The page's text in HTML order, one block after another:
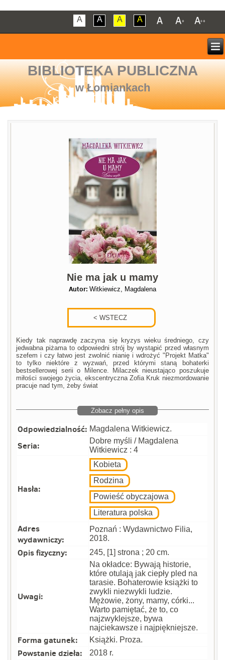
A A A A
BIBLIOTEKA PUBLICZNA
w Łomiankach
Nie ma jak u mamy
Autor: Witkiewicz, Magdalena
Kiedy tak naprawdę zaczyna się kryzys wieku średniego, czy
jedwabna piżama to odpowiedni strój by wystąpić przed własnym
szefem i czy łatwo jest zwolnić nianię i wdrożyć "Projekt Matka"
to tylko niektóre z wyzwań, przed którymi staną bohaterki
bestsellerowej serii o Milence. Milaczek nieustająco poszukuje
miłości swojego życia, ekscentryczna Zofia Kruk niezmordowanie
pracuje nad tym, żeby świat
Zobacz pełny opis
Odpowiedzialność: Magdalena Witkiewicz.
Seria:
Dobre myśli / Magdalena
Witkiewicz : 4
Hasła:
Kobieta
Rodzina
Powieść obyczajowa
Literatura polska
Adres
wydawniczy:
Poznań : Wydawnictwo Filia,
2018.
Opis fizyczny: 245, [1] strona ; 20 cm.
Uwagi:
Na okładce: Bywają historie,
które otulają jak ciepły pled na
tarasie. Bohaterowie książki to
zwykli niezwykli ludzie.
Mężowie, żony, mamy, córki...
Warto pamiętać, że to, co
najzwyklejsze, bywa
najciekawsze i najpiękniejsze.
Forma gatunek: Książki. Proza.
Powstanie dzieła: 2018 r.